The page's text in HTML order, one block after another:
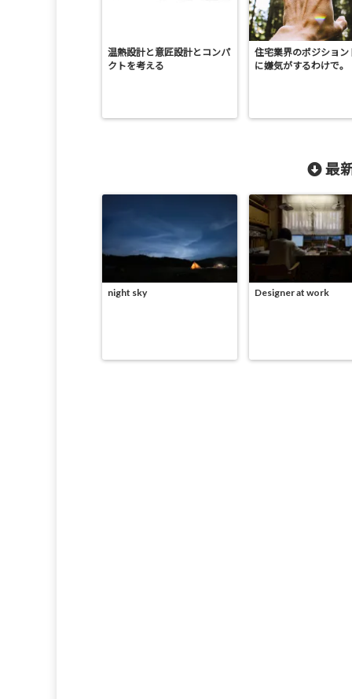
温熱設計と意匠設計とコンパ
クトを考える
住宅業界のポジション
に嫌気がするわけで。
最
night sky Designer at work